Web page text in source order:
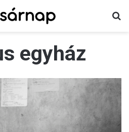
egyház